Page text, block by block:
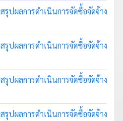
รุปผลการดำเนินการจัดซื้อจัดจ้าง ปร
รุปผลการดำเนินการจัดซื้อจัดจ้าง ปร
รุปผลการดำเนินการจัดซื้อจัดจ้าง ปร
รุปผลการดำเนินการจัดซื้อจัดจ้าง ปร